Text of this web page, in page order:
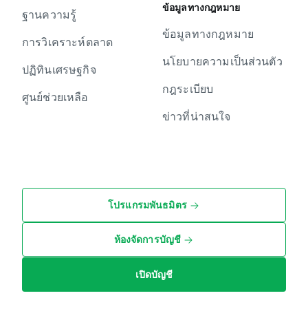
ฐานความรู้
การวิเคราะห์ตลาด
ปฏิทินเศรษฐกิจ
ศูนย์ช่วยเหลือ
ข้อมูลทางกฎหมาย
ข้อมูลทางกฎหมาย
นโยบายความเป็นส่วนตัว
กฎระเบียบ
ข่าวที่น่าสนใจ
โปรแกรมพันธมิตร
ห้องจัดการบัญชี
เปิดบัญชี